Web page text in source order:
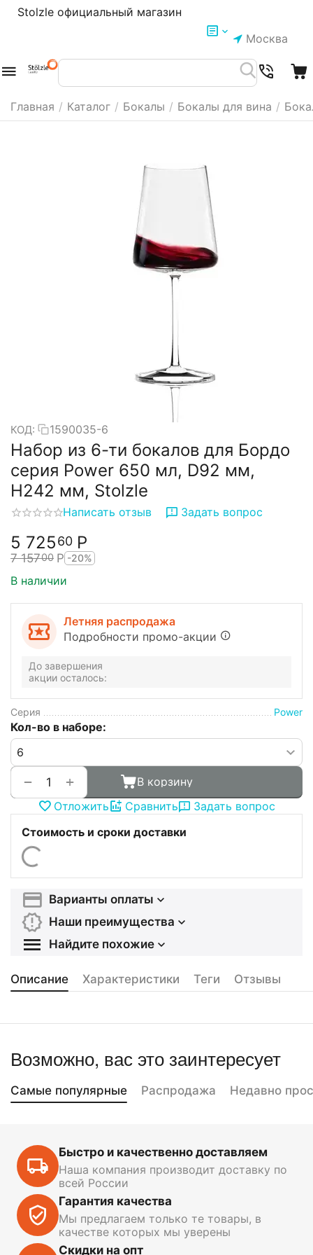
Stolzle официальный магазин
Москва
Главная / Каталог / Бокалы / Бокалы для вина /
КОД: 1590035-6
Набор из 6-ти бокалов для Бордо
серия Power 650 мл, D92 мм,
H242 мм, Stolzle
Написать отзыв Задать вопрос
5 72560 Р
7 15700 Р -20%
В наличии
Летняя распродажа
Подробности промо-акции
До завершения
акции осталось:
Серия Power
Кол-во в наборе:
+
−
В корзину
Отложить
Сравнить
Задать вопрос
Стоимость и сроки доставки
Варианты оплаты
Наши преимущества
Найдите похожие
Описание Характеристики Теги Отзывы
Возможно, вас это заинтересует
Самые популярные Распродажа Недавно
Быстро и качественно доставляем
Наша компания производит доставку по
всей России
Гарантия качества
Мы предлагаем только те товары, в
качестве которых мы уверены
Скидки на опт